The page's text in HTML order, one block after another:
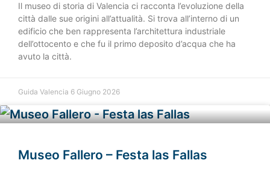
Il museo di storia di Valencia ci racconta l’evoluzione della
città dalle sue origini all’attualità. Si trova all’interno di un
edificio che ben rappresenta l’architettura industriale
dell’ottocento e che fu il primo deposito d’acqua che ha
avuto la città.
Guida Valencia 6 Giugno 2026
Museo Fallero – Festa las Fallas